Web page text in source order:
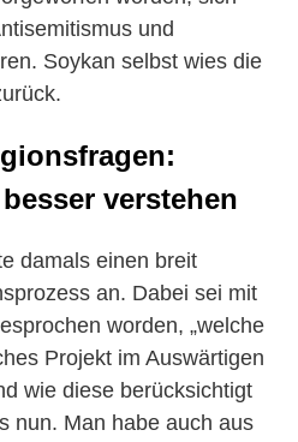
und
Soykan selbst wies die
verstehen
damals einen breit
an. Dabei sei mit
worden, „welche
Projekt im Auswärtigen
wie diese berücksichtigt
nun. Man habe auch aus